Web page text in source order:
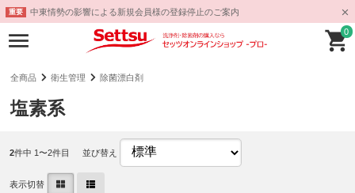
重要 中東情勢の影響による新規会員様の登録停止のご案内
0
全商品 衛生管理 除菌漂白剤
塩素系
2件中 1〜2件目 並び替え
表示切替